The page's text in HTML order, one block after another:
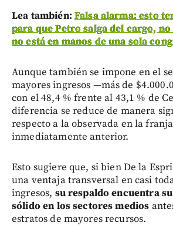
Lea también: Falsa alarma: esto
para que Petro salga del cargo,
no está en manos de una sola
Aunque también se impone en el
mayores ingresos —más de
con el 48,4 % frente al 43,1 % de
diferencia se reduce de manera
respecto a la observada en la franja
inmediatamente anterior.
Esto sugiere que, si bien De la
una ventaja transversal en casi
ingresos, su respaldo encuentra
sólido en los sectores medios
estratos de mayores recursos.